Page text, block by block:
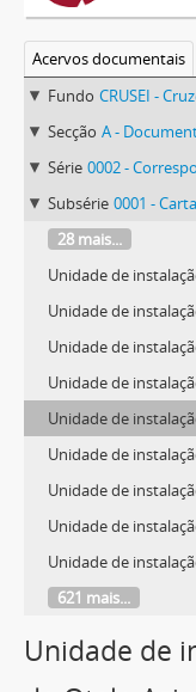
Acervos documentais
Fundo CRUSEI -
Secção A -
Série 0002 -
Subsérie 0001 -
28 mais...
Unidade de
Unidade de
Unidade de
Unidade de
Unidade de
Unidade de
Unidade de
Unidade de
Unidade de
621 mais...
Unidade de